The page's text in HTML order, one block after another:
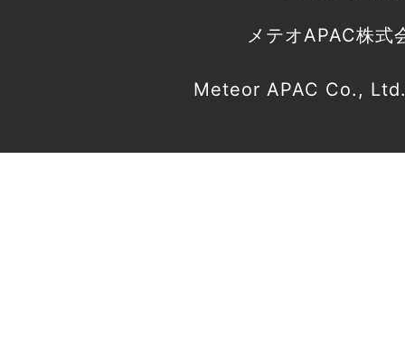
メテオAPAC株式
Meteor APAC Co.,